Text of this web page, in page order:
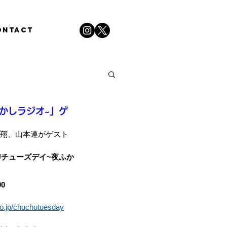
しラジオ~」ゲ
、山本連がゲスト
ューズデイ~夜ふか
chuchutuesday